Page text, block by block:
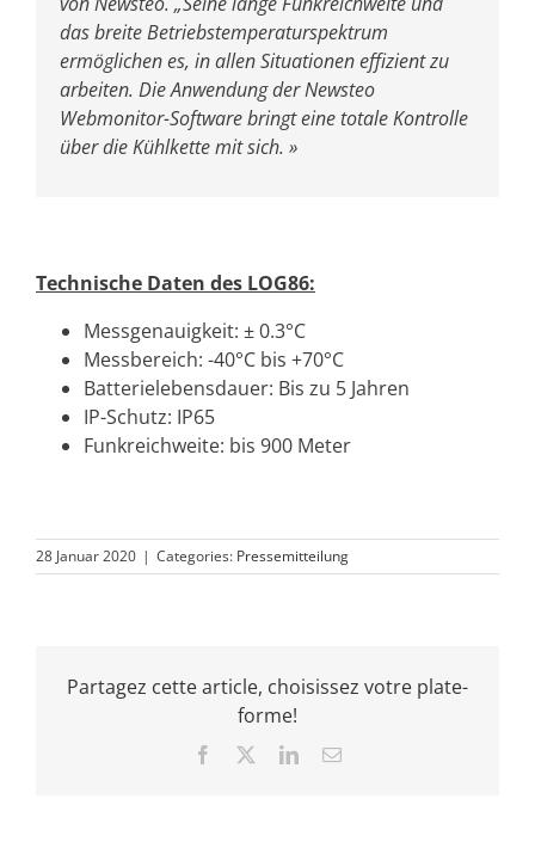
das breite Betriebstemperaturspektrum
ermöglichen es, in allen Situationen effizient zu
arbeiten. Die Anwendung der Newsteo
Webmonitor-Software bringt eine totale Kontrolle
über die Kühlkette mit sich. »
Technische Daten des LOG86:
Messgenauigkeit: ± 0.3°C
Messbereich: -40°C bis +70°C
Batterielebensdauer: Bis zu 5 Jahren
IP-Schutz: IP65
Funkreichweite: bis 900 Meter
28 Januar 2020 | Categories: Pressemitteilung
Partagez cette article, choisissez votre plate-
forme!
Facebook LinkedInEmail